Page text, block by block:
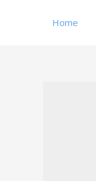
Home